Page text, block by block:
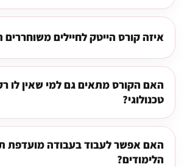
איזה קורס הייטק לחיילים משוחררים
האם הקורס מתאים גם למי שאין לו
טכנולוגי?
האם אפשר לעבוד בעבודה מועדפת
הלימודים?